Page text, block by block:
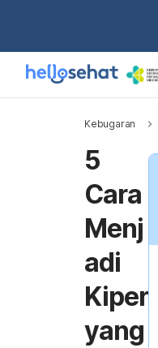
Kebugaran
5
Cara
Menj
adi
Kiper
yang